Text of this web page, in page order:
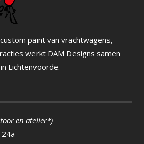
paint van vrachtwagens,
werkt DAM Designs samen
Lichtenvoorde.
en atelier*)